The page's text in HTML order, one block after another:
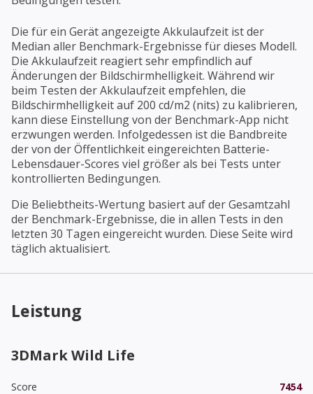
Die für ein Gerät angezeigte Akkulaufzeit ist der
Median aller Benchmark-Ergebnisse für dieses Modell.
Die Akkulaufzeit reagiert sehr empfindlich auf
Änderungen der Bildschirmhelligkeit. Während wir
beim Testen der Akkulaufzeit empfehlen, die
Bildschirmhelligkeit auf 200 cd/m2 (nits) zu kalibrieren,
kann diese Einstellung von der Benchmark-App nicht
erzwungen werden. Infolgedessen ist die Bandbreite
der von der Öffentlichkeit eingereichten Batterie-
Lebensdauer-Scores viel größer als bei Tests unter
kontrollierten Bedingungen.
Die Beliebtheits-Wertung basiert auf der Gesamtzahl
der Benchmark-Ergebnisse, die in allen Tests in den
letzten 30 Tagen eingereicht wurden. Diese Seite wird
täglich aktualisiert.
Leistung
3DMark Wild Life
Score
7454